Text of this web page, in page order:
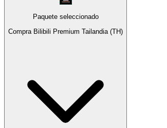
Paquete seleccionado
Compra Bilibili Premium Tailandia (TH)